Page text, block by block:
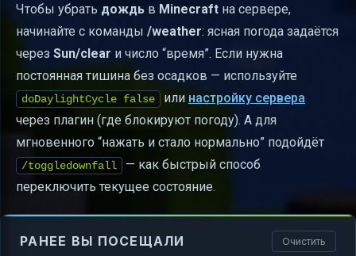
Чтобы убрать дождь в Minecraft на сервере,
начинайте с команды /weather: ясная погода задаётся
через Sun/clear и число “время”. Если нужна
постоянная тишина без осадков — используйте
doDaylightCycle false или настройку сервера
через плагин (где блокируют погоду). А для
мгновенного “нажать и стало нормально” подойдёт
/toggledownfall
— как быстрый способ
переключить текущее состояние.
РАНЕЕ ВЫ ПОСЕЩАЛИ Очистить